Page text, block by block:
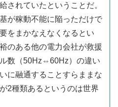
されていたということだ。
が稼動不能に陥っただけで
をまかなえなくなるとい
のある他の電力会社が救援
数（50Hz⇔60Hz）の違い
に融通することすらままな
2種類あるというのは世界